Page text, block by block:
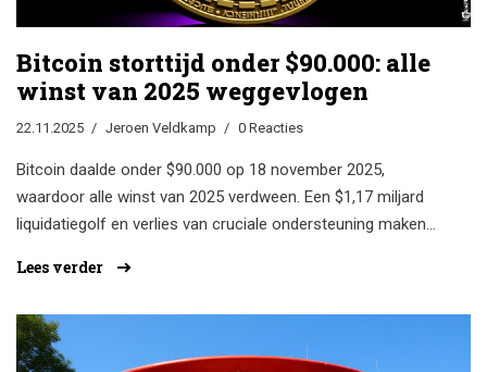
Bitcoin storttijd onder $90.000: alle
winst van 2025 weggevlogen
22.11.2025 Jeroen Veldkamp 0 Reacties
Bitcoin daalde onder $90.000 op 18 november 2025,
waardoor alle winst van 2025 verdween. Een $1,17 miljard
liquidatiegolf en verlies van cruciale ondersteuning maken
Lees verder